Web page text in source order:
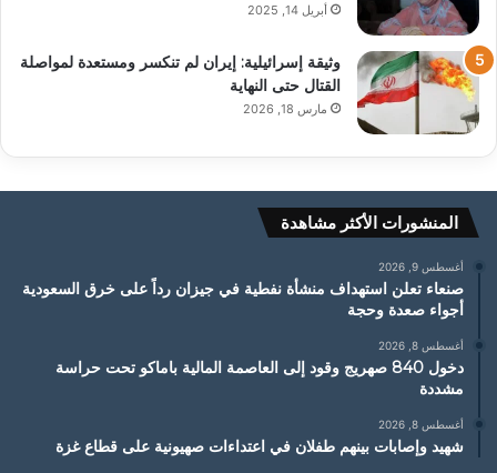
أبريل 14, 2025
وثيقة إسرائيلية: إيران لم تنكسر ومستعدة لمواصلة
القتال حتى النهاية
مارس 18, 2026
المنشورات الأكثر مشاهدة
أغسطس 9, 2026
صنعاء تعلن استهداف منشأة نفطية في جيزان رداً على خرق السعودية
أجواء صعدة وحجة
أغسطس 8, 2026
دخول 840 صهريج وقود إلى العاصمة المالية باماكو تحت حراسة
مشددة
أغسطس 8, 2026
شهيد وإصابات بينهم طفلان في اعتداءات صهيونية على قطاع غزة